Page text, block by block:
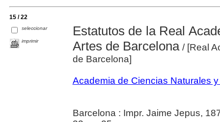
15 / 22
seleccionar
imprimir
Estatutos de la Real
Artes de Barcelona/ [Real
de Barcelona]
Academia de Ciencias Naturales
Barcelona : Impr. Jaime Jepus,